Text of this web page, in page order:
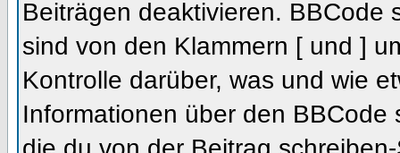
Beiträgen deaktivieren. BBCode
sind von den Klammern [ und ]
Kontrolle darüber, was und wie
Informationen über den